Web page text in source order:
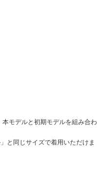
モデルと初期モデルを組み合わ
と同じサイズで着用いただけま